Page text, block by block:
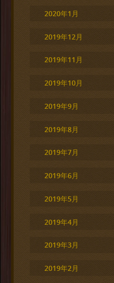
2020年1月
2019年12月
2019年11月
2019年10月
2019年9月
2019年8月
2019年7月
2019年6月
2019年5月
2019年4月
2019年3月
2019年2月